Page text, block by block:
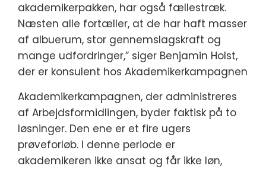
akademikerpakken, har også fællestræk.
Næsten alle fortæller, at de har haft masser
af albuerum, stor gennemslagskraft og
mange udfordringer,” siger Benjamin Holst,
der er konsulent hos Akademikerkampagnen
Akademikerkampagnen, der administreres
af Arbejdsformidlingen, byder faktisk på to
løsninger. Den ene er et fire ugers
prøveforløb. I denne periode er
akademikeren ikke ansat og får ikke løn,